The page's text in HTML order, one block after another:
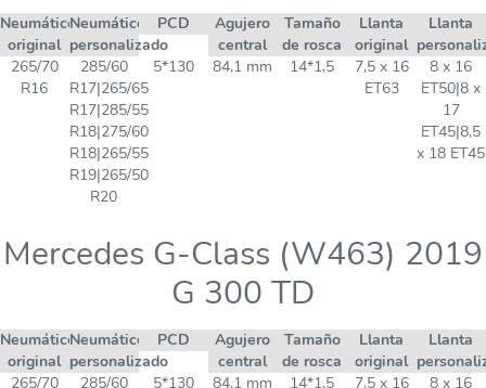
Neumático
original
Neumático
personalizado
PCD
Agujero
central
Tamaño
de rosca
Llanta
original
Llanta
265/70
R16
285/60
R17|265/65
R17|285/55
R18|275/60
R18|265/55
R19|265/50
R20
5*130 84,1 mm 14*1,5
7,5 x 16
ET63
8 x 16
ET50|8 x
17
ET45|8,5
x 18 ET45
Mercedes G-Class (W463) 2019
G 300 TD
Neumático
original
Neumático
personalizado
PCD
Agujero
central
Tamaño
de rosca
Llanta
original
Llanta
265/70
285/60
5*130 84,1 mm 14*1,5
7,5 x 16
8 x 16